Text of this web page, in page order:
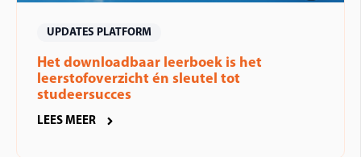
UPDATES PLATFORM
Het downloadbaar leerboek is het
leerstofoverzicht én sleutel tot
studeersucces
LEES MEER